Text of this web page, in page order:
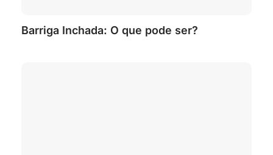
Barriga Inchada: O que pode ser?